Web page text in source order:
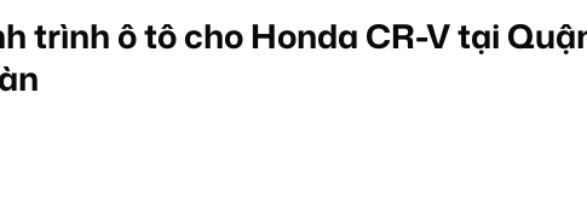
trình ô tô cho Honda CR-V tại